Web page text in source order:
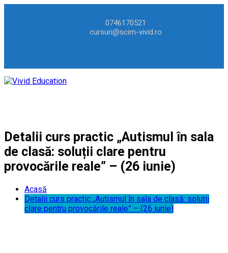
0746170521
cursuri@scim-vivid.ro
Detalii curs practic „Autismul în sala
de clasă: soluții clare pentru
provocările reale” – (26 iunie)
Acasă
Detalii curs practic „Autismul în sala de clasă: soluții
clare pentru provocările reale” – (26 iunie)